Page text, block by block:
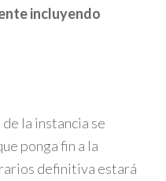
incluyendo
la instancia se
ponga fin a la
definitiva estará